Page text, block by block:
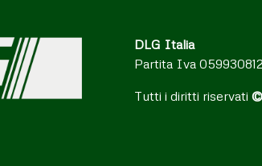
DLG Italia
Partita Iva
Tutti i diritti riservati ©